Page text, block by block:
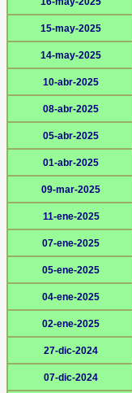
15-may-2025
14-may-2025
10-abr-2025
08-abr-2025
05-abr-2025
01-abr-2025
09-mar-2025
11-ene-2025
07-ene-2025
05-ene-2025
04-ene-2025
02-ene-2025
27-dic-2024
07-dic-2024